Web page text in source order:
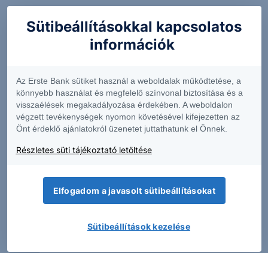
Végleges feltételek
Közzétételek
Közzététel a BNP Protect Express OneStar
Business Tech USD 20-23 (XS2184637895)
strukturált értékpapír második
Business Tech USD 20-23 (XS2184637895)
strukturált értékpapír első megfigyeléséről
Notice to Holders of the Note - a kibocsátó
közzététele a kibocsátásról (2020.11.03.)
Sütibeállításokkal kapcsolatos
információk
Az Erste Bank sütiket használ a weboldalak működtetése, a
könnyebb használat és megfelelő színvonal biztosítása és a
visszaélések megakadályozása érdekében. A weboldalon
végzett tevékenységek nyomon követésével kifejezetten az
Önt érdeklő ajánlatokról üzenetet juttathatunk el Önnek.
Részletes süti tájékoztató letöltése
Elfogadom a javasolt sütibeállításokat
Sütibeállítások kezelése